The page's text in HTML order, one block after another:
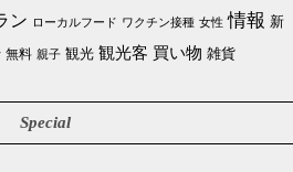
ン ローカルフード ワクチン接種 女性 情報 新
無料 親子 観光 観光客 買い物 雑貨
Special